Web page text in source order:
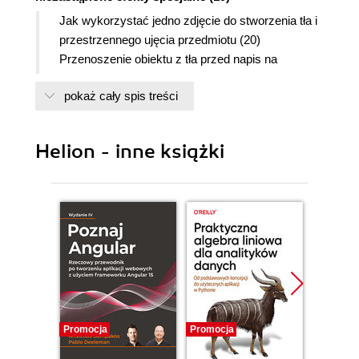
Jak wykorzystać jedno zdjęcie do stworzenia tła i
przestrzennego ujęcia przedmiotu (20)
Przenoszenie obiektu z tła przed napis na
Nakładanie obrazków (30)
Zanikające odbicie (44)
Cienie rzucane przez różne obiekty (50)
Żółte karteczki typu Post-it(r) (58)
Efekt a la Polaroid(r) (64)
Miękka poświata w tle (70)
Rozdział 3. Prawdziwe kłamstwa. Sprawdzone
efekty specjalne (75)
pokaż cały spis treści
Helion - inne książki
Promocja Promocja